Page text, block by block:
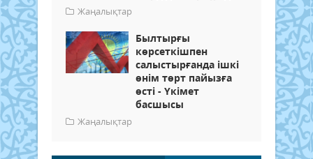
Жаңалықтар
Былтырғы
көрсеткішпен
салыстырғанда ішкі
өнім төрт пайызға
өсті - Үкімет
басшысы
Жаңалықтар